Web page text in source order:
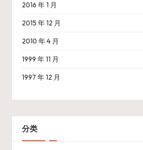
2016 年 1 月
2015 年 12 月
2010 年 4 月
1999 年 11 月
1997 年 12 月
分类